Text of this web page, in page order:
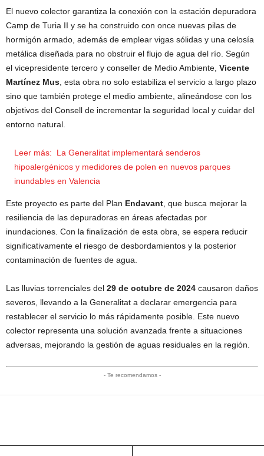
El nuevo colector garantiza la conexión con la estación depuradora
Camp de Turia II y se ha construido con once nuevas pilas de
hormigón armado, además de emplear vigas sólidas y una celosía
metálica diseñada para no obstruir el flujo de agua del río. Según
el vicepresidente tercero y conseller de Medio Ambiente, Vicente
Martínez Mus , esta obra no solo estabiliza el servicio a largo plazo
sino que también protege el medio ambiente, alineándose con los
objetivos del Consell de incrementar la seguridad local y cuidar del
entorno natural.
Leer más:
La Generalitat implementará senderos
hipoalergénicos y medidores de polen en nuevos parques
inundables en Valencia
Este proyecto es parte del Plan Endavant , que busca mejorar la
resiliencia de las depuradoras en áreas afectadas por
inundaciones. Con la finalización de esta obra, se espera reducir
significativamente el riesgo de desbordamientos y la posterior
contaminación de fuentes de agua.
Las lluvias torrenciales del 29 de octubre de 2024 causaron daños
severos, llevando a la Generalitat a declarar emergencia para
restablecer el servicio lo más rápidamente posible. Este nuevo
colector representa una solución avanzada frente a situaciones
adversas, mejorando la gestión de aguas residuales en la región.
- Te recomendamos -